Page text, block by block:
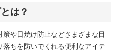
は？
や日焼け防止などさまざまな目
ちを防いでくれる便利なアイテ